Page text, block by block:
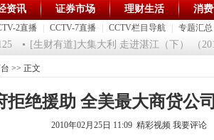
2直播 CCTV-7直播 CCTV栏目导航 专题汇总
资讯 证券市场 理财生活 消
[生财有道]大集大利 走进湛江（下） （
>> 正文
拒绝援助 全美最大商贷公
2010年02月25日 11:09 精彩视频 我要评论